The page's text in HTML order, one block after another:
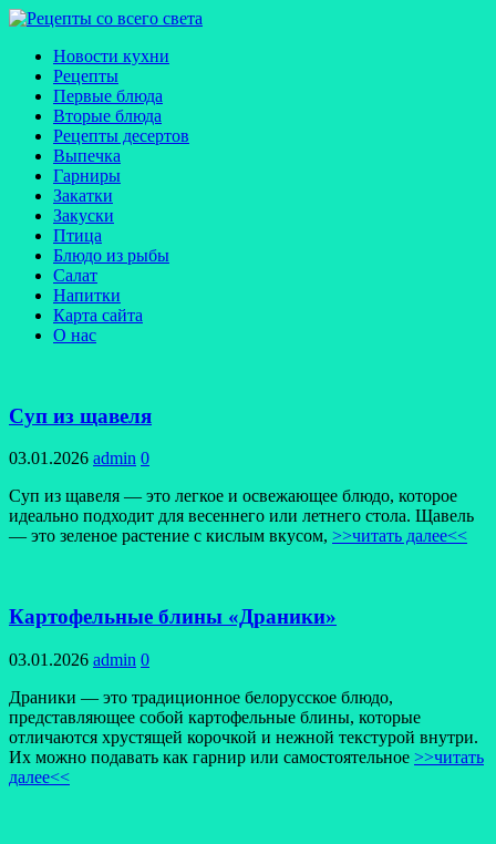
Новости кухни
Рецепты
Первые блюда
Вторые блюда
Рецепты десертов
Выпечка
Гарниры
Закатки
Закуски
Птица
Блюдо из рыбы
Салат
Напитки
Карта сайта
О нас
Суп из щавеля
03.01.2026 admin 0
Суп из щавеля — это легкое и освежающее блюдо, которое
идеально подходит для весеннего или летнего стола. Щавель
— это зеленое растение с кислым вкусом, >>читать далее<<
Картофельные блины «Драники»
03.01.2026 admin 0
Драники — это традиционное белорусское блюдо,
представляющее собой картофельные блины, которые
отличаются хрустящей корочкой и нежной текстурой внутри.
Их можно подавать как гарнир или самостоятельное >>читать
далее<<